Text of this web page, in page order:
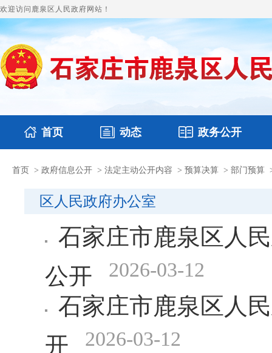
欢迎访问鹿泉区人民政府网站！
首页 动态
国务要闻 鹿泉要闻 图片新闻
政务公开
本区文件 财政预决算
首页 > 政府信息公开 > 法定主动公开内容 > 预算决算 > 部门预算
区人民政府办公室
石家庄市鹿泉区人
公开 2026-03-12
石家庄市鹿泉区人
开 2026-03-12